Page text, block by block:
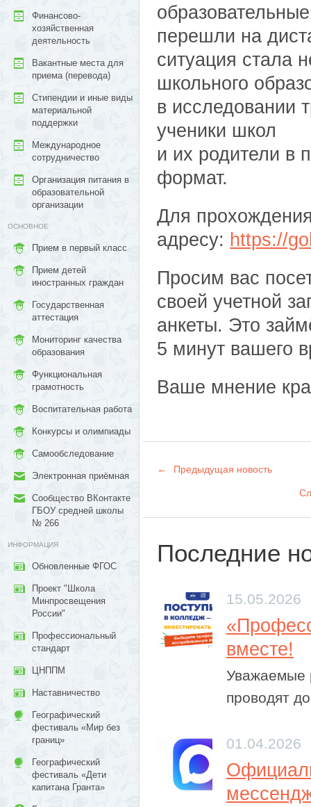
Финансово-
хозяйственная
деятельность
Вакантные места для
приема (перевода)
Стипендии и иные виды
материальной
поддержки
Международное
сотрудничество
Организация питания в
образовательной
организации
ОСНОВНОЕ
Прием в первый класс
Прием детей
иностранных граждан
Государственная
аттестация
Мониторинг качества
образования
Функциональная
грамотность
Воспитательная работа
Конкурсы и олимпиады
Самообследование
Электронная приёмная
Сообщество ВКонтакте
ГБОУ средней школы
№ 266
ИНФОРМАЦИЯ
Обновленные ФГОС
Проект "Школа
Минпросвещения
России"
Профессиональный
стандарт
ЦНППМ
Наставничество
Географический
фестиваль «Мир без
границ»
Географический
фестиваль «Дети
капитана Гранта»
перешли на
ситуация стала
школьного
в исследовании
ученики школ
и их родители в
формат.
Для
адресу: https://
Просим вас
своей учетной
анкеты. Это
5 минут вашего
Ваше мнение
← Предыдущая новость
Последние
15.05.2026
вместе!
Уважаемые
проводят
01.04.2026